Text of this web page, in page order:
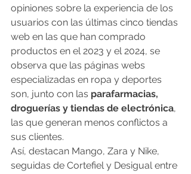
opiniones sobre la experiencia de los
usuarios con las últimas cinco tiendas
web en las que han comprado
productos en el 2023 y el 2024, se
observa que las páginas webs
especializadas en ropa y deportes
son, junto con las parafarmacias,
droguerías y tiendas de electrónica,
las que generan menos conflictos a
sus clientes.
Así, destacan Mango, Zara y Nike,
seguidas de Cortefiel y Desigual entre